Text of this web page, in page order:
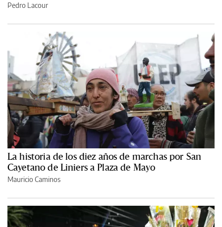
Pedro Lacour
La historia de los diez años de marchas por San
Cayetano de Liniers a Plaza de Mayo
Mauricio Caminos